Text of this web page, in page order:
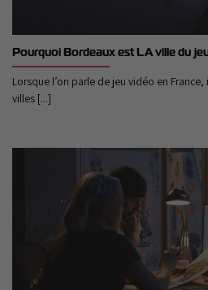
Pourquoi Bordeaux est LA ville du
Lorsque l’on parle de jeu vidéo en
villes [...]